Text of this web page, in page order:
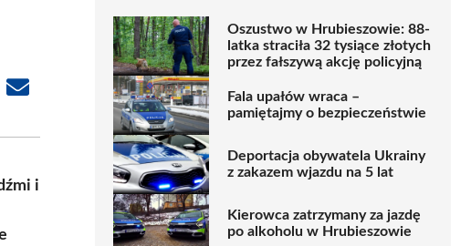
Share
i
Oszustwo w Hrubieszowie: 88-
latka straciła 32 tysiące złotych
przez fałszywą akcję policyjną
Fala upałów wraca –
pamiętajmy o bezpieczeństwie
Deportacja obywatela Ukrainy
z zakazem wjazdu na 5 lat
Kierowca zatrzymany za jazdę
po alkoholu w Hrubieszowie